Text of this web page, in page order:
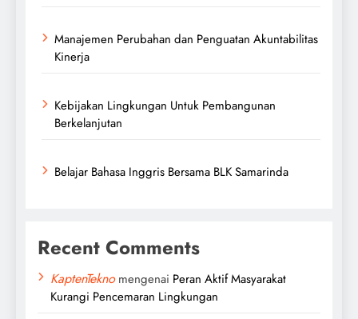
Manajemen Perubahan dan Penguatan Akuntabilitas
Kinerja
Kebijakan Lingkungan Untuk Pembangunan
Berkelanjutan
Belajar Bahasa Inggris Bersama BLK Samarinda
Recent Comments
KaptenTeknomengenai Peran Aktif Masyarakat
Kurangi Pencemaran Lingkungan